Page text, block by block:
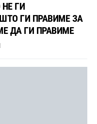
ГИ
ГИ ПРАВИМЕ ЗА
ДА ГИ ПРАВИМЕ